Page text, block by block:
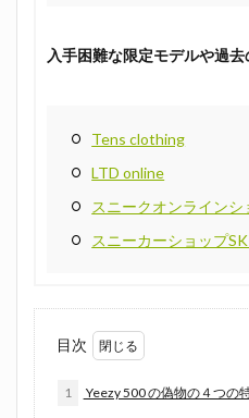
入手困難な限定モデルや過
Tens clothing
LTD online
スニークオンラインシ
スニーカーショップ
目次
1 Yeezy 500 の偽物の４つの